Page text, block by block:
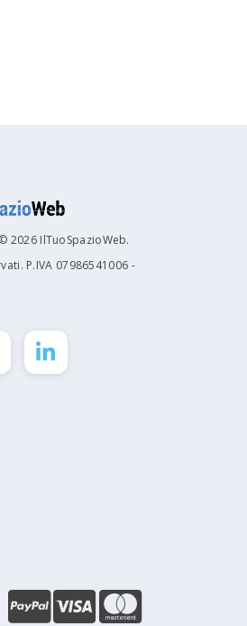
2026 IlTuoSpazioWeb.
P.IVA 07986541006 -